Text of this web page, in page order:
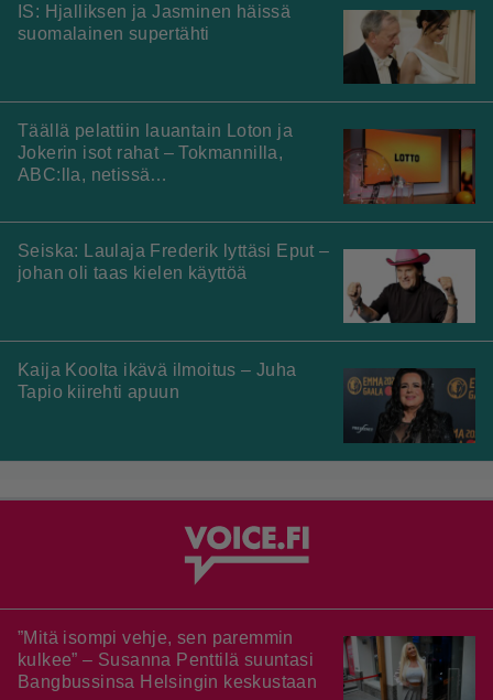
IS: Hjalliksen ja Jasminen häissä
suomalainen supertähti
Täällä pelattiin lauantain Loton ja
Jokerin isot rahat – Tokmannilla,
ABC:lla, netissä…
Seiska: Laulaja Frederik lyttäsi Eput –
johan oli taas kielen käyttöä
Kaija Koolta ikävä ilmoitus – Juha
Tapio kiirehti apuun
”Mitä isompi vehje, sen paremmin
kulkee” – Susanna Penttilä suuntasi
Bangbussinsa Helsingin keskustaan